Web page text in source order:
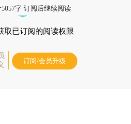
字 订阅后继续阅读
取已订阅的阅读权限
订阅/会员升级